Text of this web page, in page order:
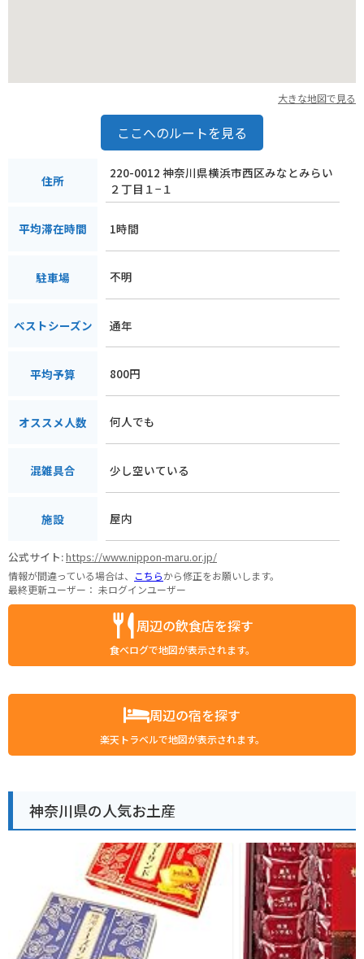
大きな地図で見る
ここへのルートを見る
住所
220-0012 神奈川県横浜市西区みなとみらい
２丁目１−１
平均滞在時間 1時間
駐車場 不明
ベストシーズン 通年
平均予算 800円
オススメ人数 何人でも
混雑具合 少し空いている
施設 屋内
公式サイト:https://www.nippon-maru.or.jp/
情報が間違っている場合は、 こちらから修正をお願いします。
最終更新ユーザー： 未ログインユーザー
周辺の飲食店を探す
食べログで地図が表示されます。
周辺の宿を探す
楽天トラベルで地図が表示されます。
神奈川県の人気お土産